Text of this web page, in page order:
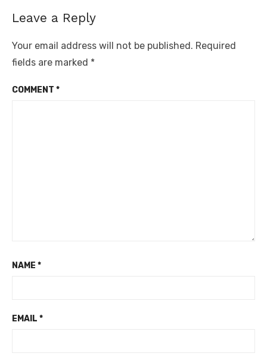
Leave a Reply
Your email address will not be published. Required
fields are marked *
COMMENT *
NAME *
EMAIL *